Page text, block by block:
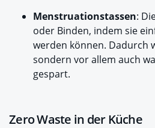
Menstruationstassen:
oder Binden, indem sie
werden können. Dadurch
sondern vor allem auch
gespart.
Zero Waste in der Küche